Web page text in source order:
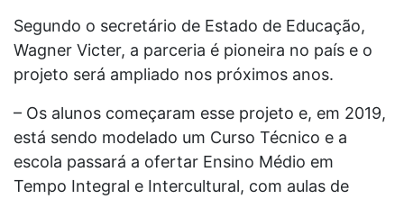
Segundo o secretário de Estado de Educação,
Wagner Victer, a parceria é pioneira no país e o
projeto será ampliado nos próximos anos.
– Os alunos começaram esse projeto e, em 2019,
está sendo modelado um Curso Técnico e a
escola passará a ofertar Ensino Médio em
Tempo Integral e Intercultural, com aulas de